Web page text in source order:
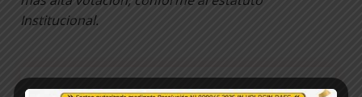
Institucional.